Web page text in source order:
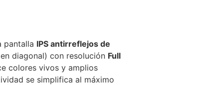
pantalla IPS antirreflejos de
diagonal) con resolución Full
colores vivos y amplios
se simplifica al máximo